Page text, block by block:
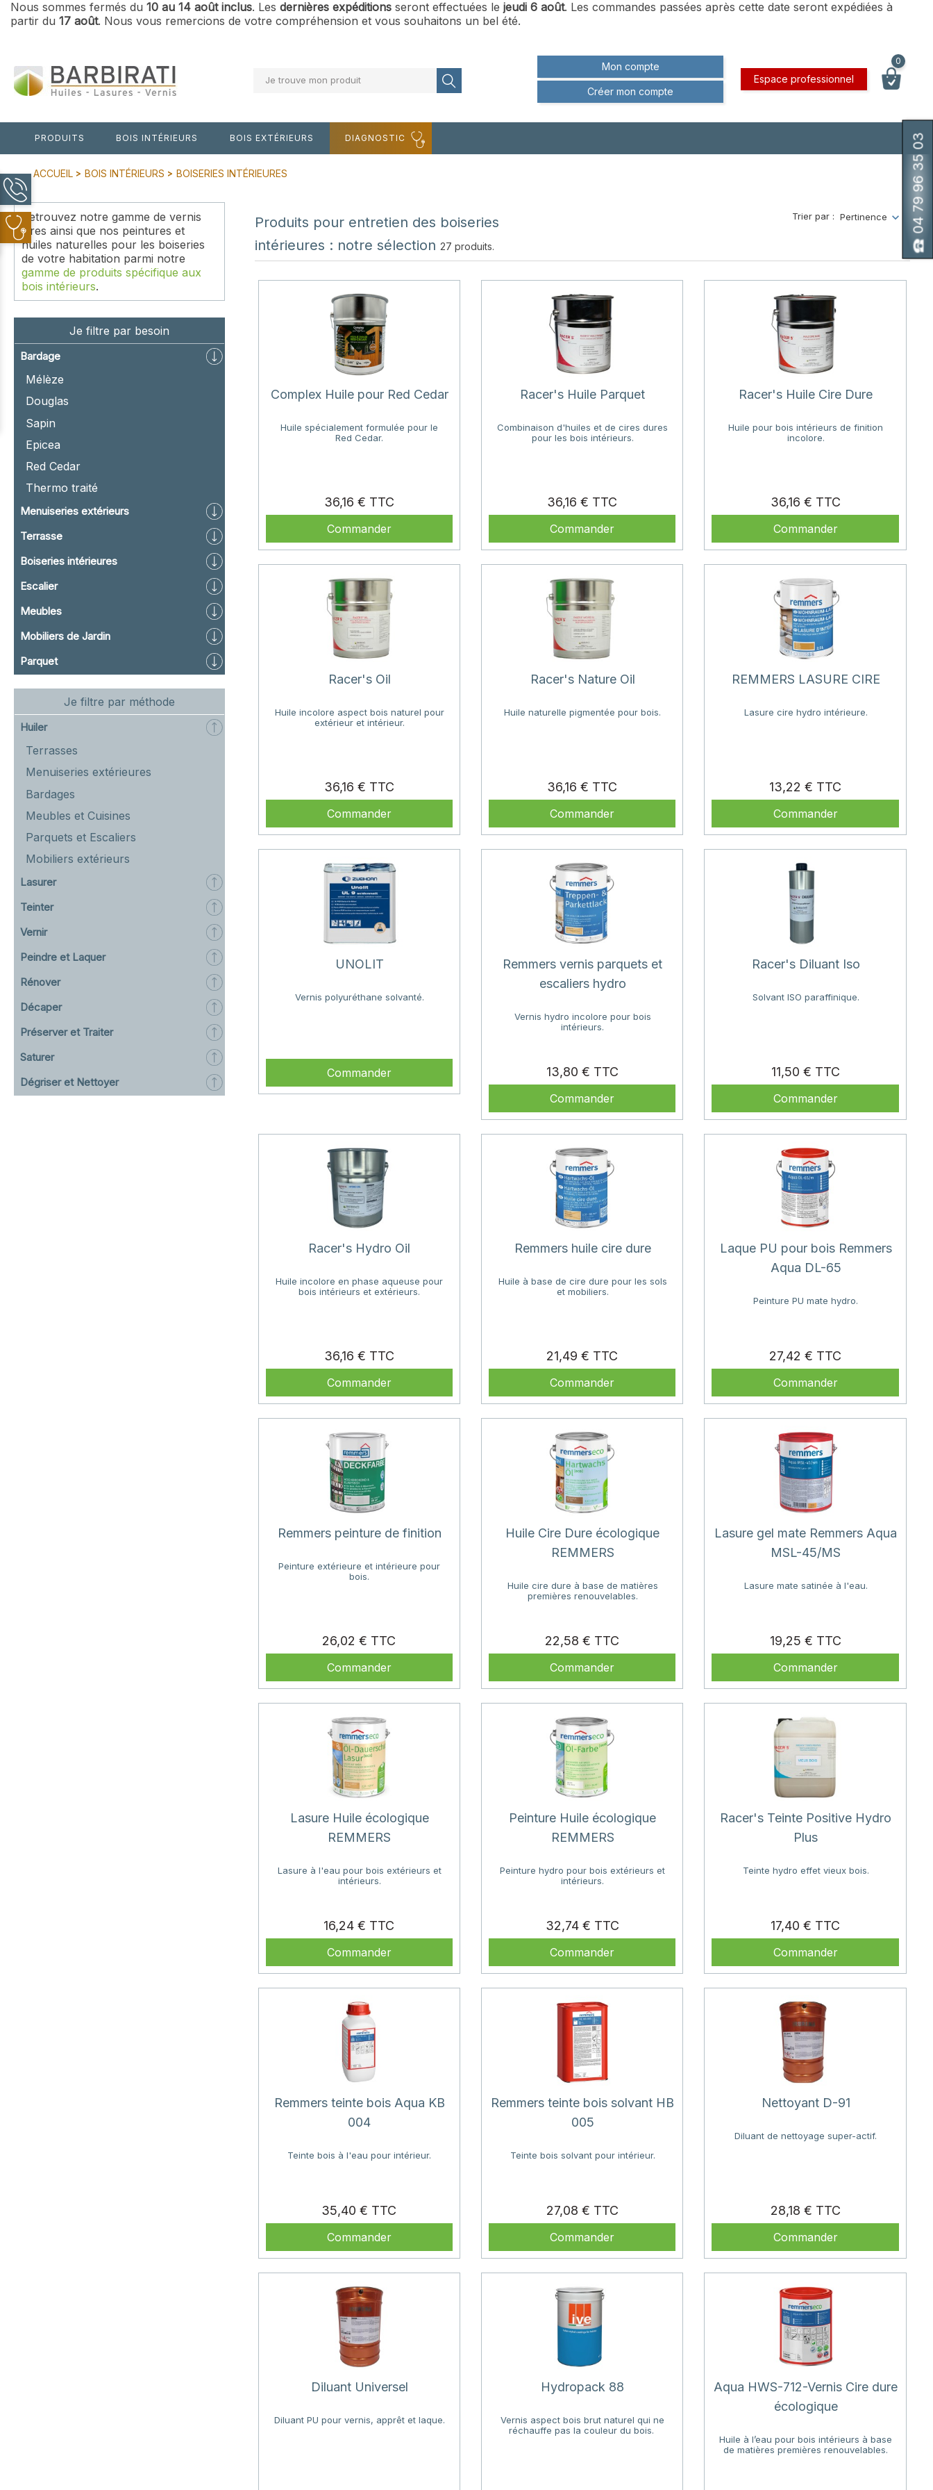
Nous sommes fermés du 10 au 14 août inclus. Les dernières expéditions seront effectuées le jeudi 6 août. Les commandes passées après cette date seront expédiées à
partir du 17 août. Nous vous remercions de votre compréhension et vous souhaitons un bel été.
Je trouve mon produit
Mon compte
Créer mon compte
Espace professionnel
0
PRODUITS BOIS INTÉRIEURS BOIS EXTÉRIEURS DIAGNOSTIC
ACCUEIL BOIS INTÉRIEURS BOISERIES INTÉRIEURES
Retrouvez notre gamme de vernis
cires ainsi que nos peintures et
huiles naturelles pour les boiseries
de votre habitation parmi notre
gamme de produits spécifique aux
bois intérieurs.
Je filtre par besoin
Bardage
Mélèze
Douglas
Sapin
Epicea
Red Cedar
Thermo traité
Menuiseries extérieurs
Terrasse
Boiseries intérieures
Escalier
Meubles
Mobiliers de Jardin
Parquet
Je filtre par méthode
Huiler
Terrasses
Menuiseries extérieures
Bardages
Meubles et Cuisines
Parquets et Escaliers
Mobiliers extérieurs
Lasurer
Teinter
Vernir
Peindre et Laquer
Rénover
Décaper
Préserver et Traiter
Saturer
Dégriser et Nettoyer
Produits pour entretien des boiseries
intérieures : notre sélection 27 produits.
Trier par : Pertinence
Complex Huile pour Red Cedar
Huile spécialement formulée pour le
Red Cedar.
36,16 €
Prix
Commander
Racer's Huile Parquet
Combinaison d'huiles et de cires dures
pour les bois intérieurs.
36,16 €
Commander
Racer's Huile Cire Dure
Huile pour bois intérieurs de finition
incolore.
36,16 €
Prix
Commander
Racer's Oil
Huile incolore aspect bois naturel pour
extérieur et intérieur.
36,16 €
Prix
Commander
Racer's Nature Oil
Huile naturelle pigmentée pour bois.
36,16 €
Commander
REMMERS LASURE CIRE
Lasure cire hydro intérieure.
13,22 €
Commander
UNOLIT
Vernis polyuréthane solvanté.
Commander
Remmers vernis parquets et
escaliers hydro
Vernis hydro incolore pour bois
intérieurs.
13,80 €
Prix
Commander
Racer's Diluant Iso
Solvant ISO paraffinique.
11,50 €
Prix
Commander
Racer's Hydro Oil
Huile incolore en phase aqueuse pour
bois intérieurs et extérieurs.
36,16 €
Prix
Commander
Remmers huile cire dure
Huile à base de cire dure pour les sols
et mobiliers.
21,49 €
Commander
Laque PU pour bois Remmers
Aqua DL-65
Peinture PU mate hydro.
27,42 €
Commander
Remmers peinture de finition
Peinture extérieure et intérieure pour
bois.
26,02 €
Commander
Huile Cire Dure écologique
REMMERS
Huile cire dure à base de matières
premières renouvelables.
22,58 €
Commander
Lasure gel mate Remmers Aqua
MSL-45/MS
Lasure mate satinée à l'eau.
19,25 €
Prix
Commander
Lasure Huile écologique
REMMERS
Lasure à l'eau pour bois extérieurs et
intérieurs.
16,24 €
Commander
Peinture Huile écologique
REMMERS
Peinture hydro pour bois extérieurs et
intérieurs.
32,74 €
Prix
Commander
Racer's Teinte Positive Hydro
Plus
Teinte hydro effet vieux bois.
17,40 €
Commander
Remmers teinte bois Aqua KB
004
Teinte bois à l'eau pour intérieur.
35,40 €
Commander
Remmers teinte bois solvant HB
005
Teinte bois solvant pour intérieur.
27,08 €
Prix
Commander
Nettoyant D-91
Diluant de nettoyage super-actif.
28,18 €
Prix
Commander
Diluant Universel
Diluant PU pour vernis, apprêt et laque.
Hydropack 88
Vernis aspect bois brut naturel qui ne
réchauffe pas la couleur du bois.
Aqua HWS-712-Vernis Cire dure
écologique
Huile à l’eau pour bois intérieurs à base
de matières premières renouvelables.
04 79 96 35 03